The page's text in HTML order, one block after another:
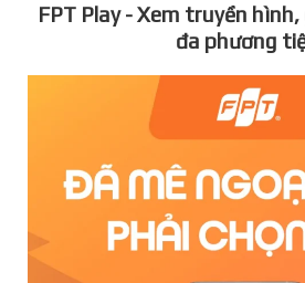
FPT Play - Xem truyền
đa phương